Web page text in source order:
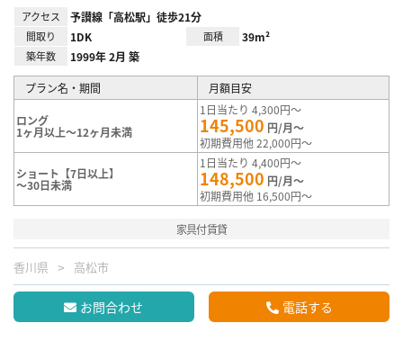
アクセス 予讃線「高松駅」徒歩21分
間取り 1DK 面積 39m²
築年数 1999年 2月 築
プラン名・期間 月額目安
ロング
1ヶ月以上～12ヶ月未満
1日当たり 4,300円～
145,500 円/月～
初期費用他 22,000円～
ショート【7日以上】
～30日未満
1日当たり 4,400円～
148,500 円/月～
初期費用他 16,500円～
家具付賃貸
香川県 高松市
お問合わせ 電話する